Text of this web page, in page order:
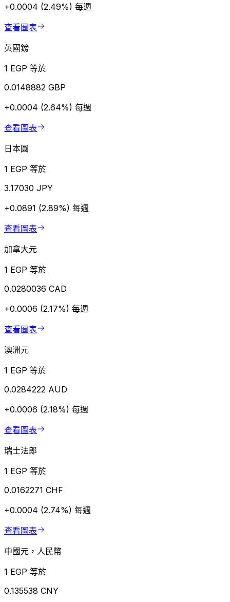
+0.0004 (2.49%) 每週
查看圖表
英國鎊
1 EGP 等於
0.0148882 GBP
+0.0004 (2.64%) 每週
查看圖表
日本圓
1 EGP 等於
3.17030 JPY
+0.0891 (2.89%) 每週
查看圖表
加拿大元
1 EGP 等於
0.0280036 CAD
+0.0006 (2.17%) 每週
查看圖表
澳洲元
1 EGP 等於
0.0284222 AUD
+0.0006 (2.18%) 每週
查看圖表
瑞士法郎
1 EGP 等於
0.0162271 CHF
+0.0004 (2.74%) 每週
查看圖表
中國元，人民幣
1 EGP 等於
0.135538 CNY